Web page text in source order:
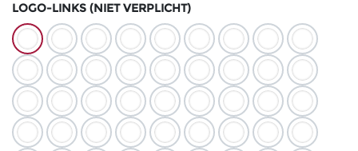
LOGO-LINKS (NIET VERPLICHT)